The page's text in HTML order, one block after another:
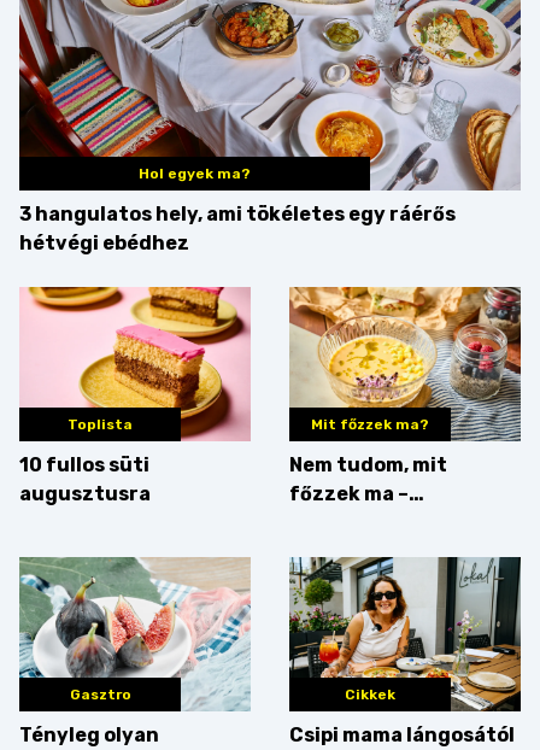
Hol egyek ma?
3 hangulatos hely, ami tökéletes egy ráérős
hétvégi ebédhez
Toplista
10 fullos süti
augusztusra
Mit főzzek ma?
Nem tudom, mit
főzzek ma –
Gasztro
Tényleg olyan
Cikkek
Csipi mama lángosától